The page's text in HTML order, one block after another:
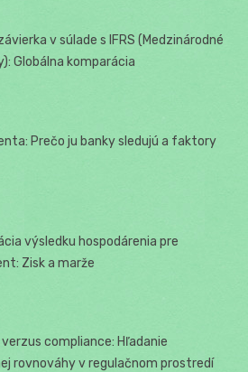
v súlade s IFRS (Medzinárodné
Globálna komparácia
Prečo ju banky sledujú a faktory
výsledku hospodárenia pre
Zisk a marže
compliance: Hľadanie
rovnováhy v regulačnom prostredí